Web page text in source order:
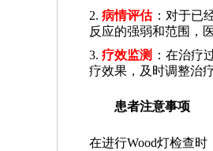
2.病情评估：对于已
反应的强弱和范围，
3.疗效监测
：在治疗
疗效果，及时调整治
患者注意事项
在进行Wood灯检查时